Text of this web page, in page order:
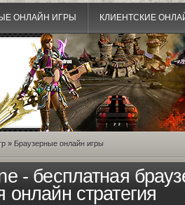
ОНЛАЙН ИГРЫ КЛИЕНТСКИЕ
» Браузерные онлайн игры
- бесплатная
онлайн стратегия